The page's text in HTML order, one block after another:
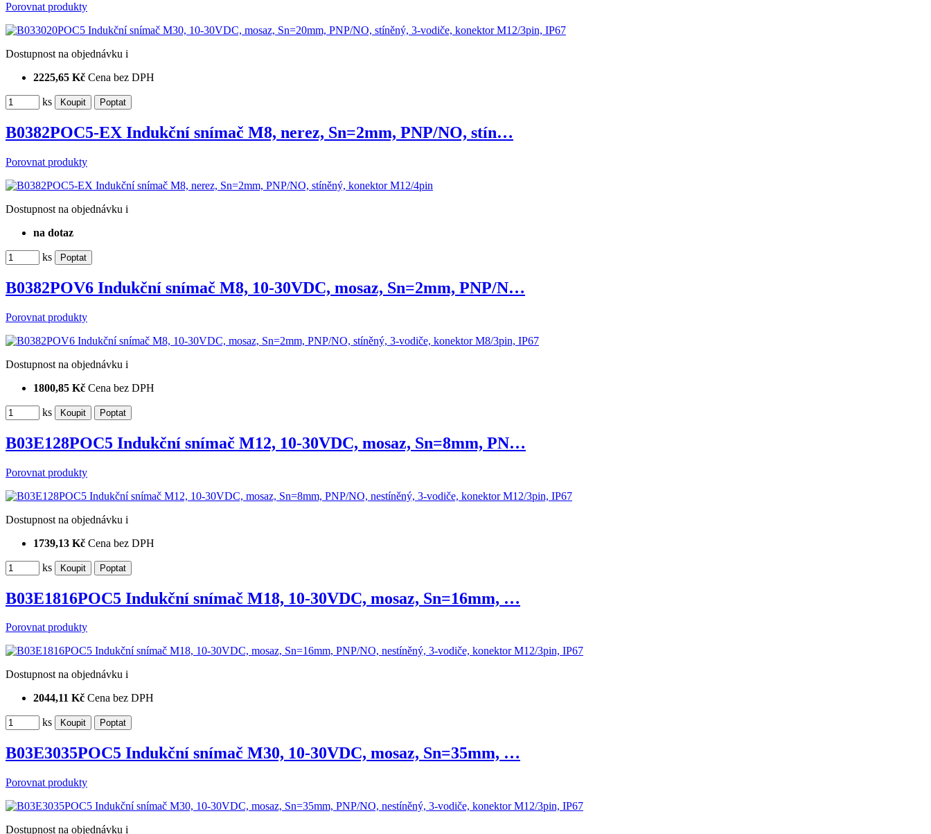
Porovnat produkty
Dostupnost na objednávku i
2225,65 Kč Cena bez DPH
ks
B0382POC5-EX Indukční snímač M8, nerez, Sn=2mm, PNP/NO, stín…
Porovnat produkty
Dostupnost na objednávku i
na dotaz
ks
B0382POV6 Indukční snímač M8, 10-30VDC, mosaz, Sn=2mm, PNP/N…
Porovnat produkty
Dostupnost na objednávku i
1800,85 Kč Cena bez DPH
ks
B03E128POC5 Indukční snímač M12, 10-30VDC, mosaz, Sn=8mm, PN…
Porovnat produkty
Dostupnost na objednávku i
1739,13 Kč Cena bez DPH
ks
B03E1816POC5 Indukční snímač M18, 10-30VDC, mosaz, Sn=16mm, …
Porovnat produkty
Dostupnost na objednávku i
2044,11 Kč Cena bez DPH
ks
B03E3035POC5 Indukční snímač M30, 10-30VDC, mosaz, Sn=35mm, …
Porovnat produkty
Dostupnost na objednávku i